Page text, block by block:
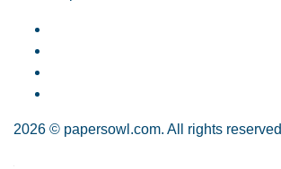
2026 © papersowl.com. All rights reserved